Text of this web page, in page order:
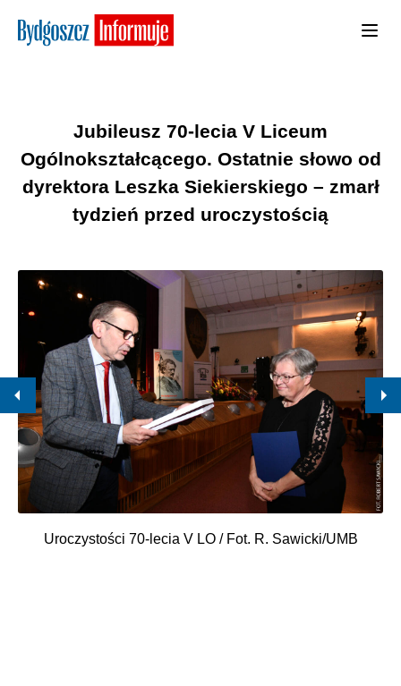
Jubileusz 70-lecia V Liceum
Ogólnokształcącego. Ostatnie słowo od
dyrektora Leszka Siekierskiego – zmarł
tydzień przed uroczystością
Uroczystości 70-lecia V LO / Fot. R. Sawicki/UMB